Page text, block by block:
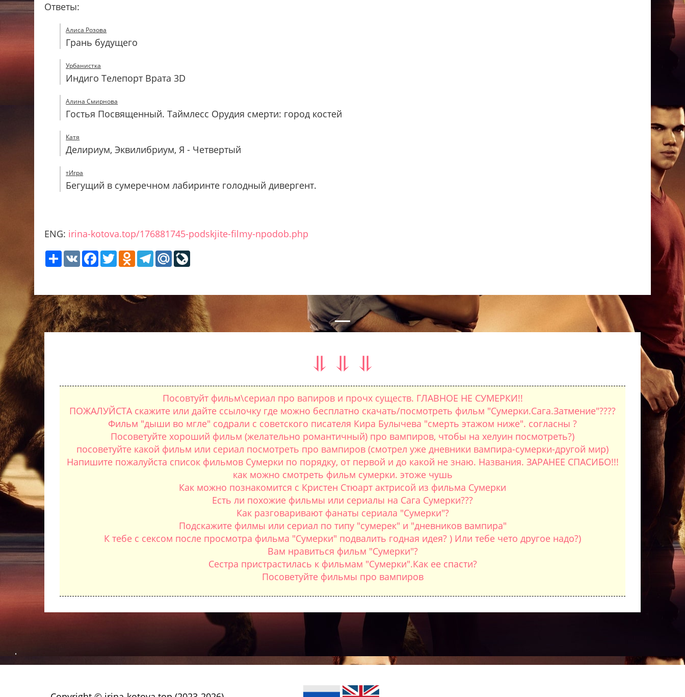
Ответы:
Алиса Розова
Грань будущего
Урбанистка
Индиго Телепорт Врата 3D
Алина Смирнова
Гостья Посвященный. Таймлесс Орудия смерти: город костей
Катя
Делириум, Эквилибриум, Я - Четвертый
тИгра
Бегущий в сумеречном лабиринте голодный дивергент.
ENG: irina-kotova.top/176881745-podskjite-filmy-npodob.php
ShareVK Facebook
TwitterOdnoklassniki
Telegram
Mail.Ru
⥥ ⥥ ⥥
Посовтуйт фильм\сериал про вапиров и прочх существ. ГЛАВНОЕ НЕ СУМЕРКИ!!
ПОЖАЛУЙСТА скажите или дайте ссылочку где можно бесплатно скачать/посмотреть фильм "Сумерки.Сага.Затмение"????
Фильм "дыши во мгле" содрали с советского писателя Кира Булычева "смерть этажом ниже". согласны ?
Посоветуйте хороший фильм (желательно романтичный) про вампиров, чтобы на хелуин посмотреть?)
посоветуйте какой фильм или сериал посмотреть про вампиров (смотрел уже дневники вампира-сумерки-другой мир)
Напишите пожалуйста список фильмов Сумерки по порядку, от первой и до какой не знаю. Названия. ЗАРАНЕЕ СПАСИБО!!!
как можно смотреть фильм сумерки. этоже чушь
Как можно познакомится с Кристен Стюарт актрисой из фильма Сумерки
Есть ли похожие фильмы или сериалы на Сага Сумерки???
Как разговаривают фанаты сериала "Сумерки"?
Подскажите филмы или сериал по типу "сумерек" и "дневников вампира"
К тебе с сексом после просмотра фильма "Сумерки" подвалить годная идея? ) Или тебе чето другое надо?)
Вам нравиться фильм "Сумерки"?
Сестра пристрастилась к фильмам "Сумерки".Как ее спасти?
Посоветуйте фильмы про вампиров